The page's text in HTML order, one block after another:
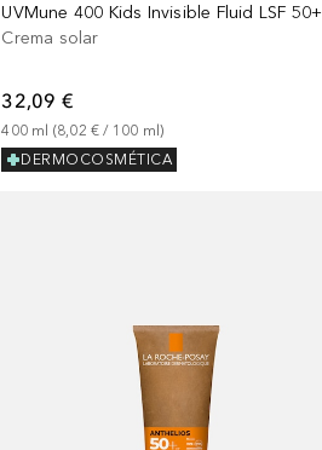
UVMune 400 Kids Invisible Fluid LSF 50+
Crema solar
32,09 €
400 ml (8,02 € / 100 ml)
DERMOCOSMÉTICA